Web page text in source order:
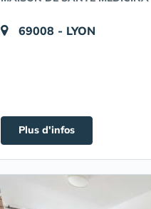
69008 - LYON
Plus d'infos